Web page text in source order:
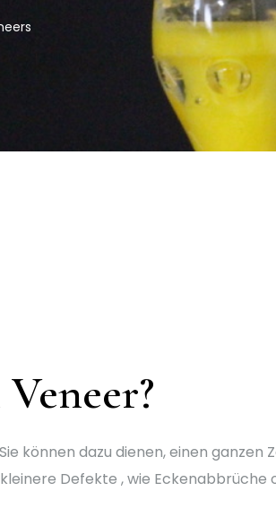
dazu dienen, einen ganzen
Defekte , wie Eckenabbrüche